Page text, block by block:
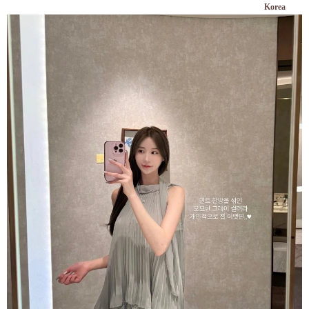
Korea